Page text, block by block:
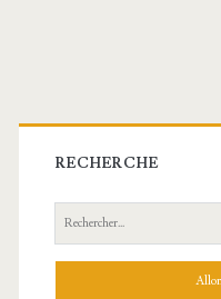
Barre
latérale
principale
RECHERCHE
Recherche: